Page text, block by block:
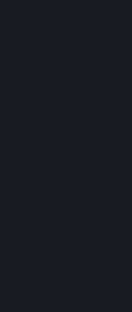
为了改善您的用户体验，我
处理，以便我们能够根据您
汽平台商店页面显示的内容
的内容和服务的更新、相关
类信息的处理，您可以通过
店页面显示的内容和服务，
为了检测、调查、处理和预
定和适用法律的行为，我们
仅在上述目的所需的最短时
明可能发生违规行为，我们
诉讼时效期间用于主张索赔
得到解决。请注意，如果披
查、处理和防止违规行为的
为提升您通过平台运行游戏
体验，我们的平台会提供包
能。您可选择授权我们收集
能；如您拒绝授权，您依然